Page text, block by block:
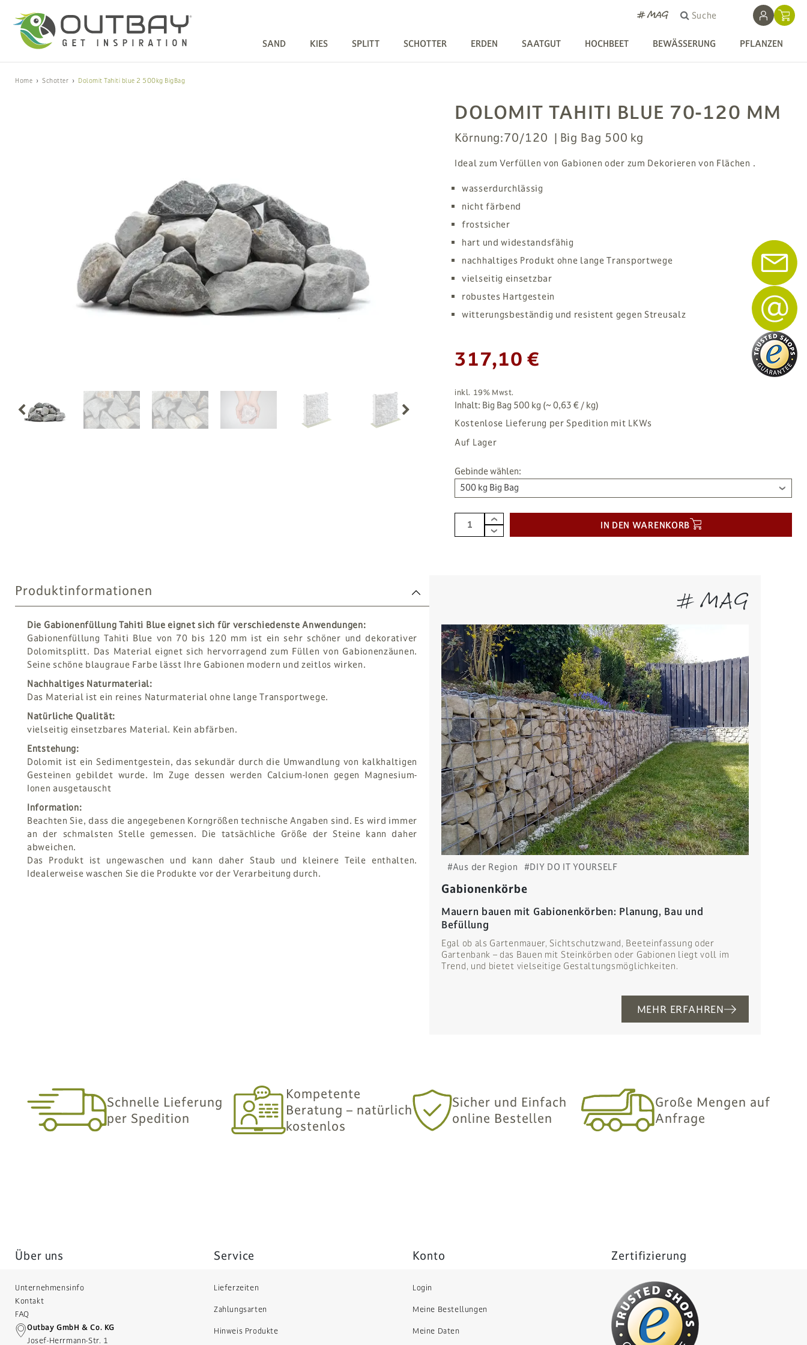
# MAG Suche
SAND KIES SPLITT SCHOTTER ERDEN SAATGUT HOCHBEET BEWÄSSERUNG PFLANZEN
Home Schotter Dolomit Tahiti blue 2 500kg BigBag
DOLOMIT TAHITI BLUE 70-120 MM
Körnung:70/120 Big Bag 500 kg
Ideal zum Verfüllen von Gabionen oder zum Dekorieren von Flächen .
wasserdurchlässig
nicht färbend
frostsicher
hart und widestandsfähig
nachhaltiges Produkt ohne lange Transportwege
vielseitig einsetzbar
robustes Hartgestein
witterungsbeständig und resistent gegen Streusalz
317,10 €
inkl. 19% Mwst.
Inhalt: Big Bag 500 kg (~ 0,63 € / kg)
Kostenlose Lieferung per Spedition mit LKWs
Auf Lager
Gebinde wählen:
500 kg Big Bag
IN DEN WARENKORB
Produktinformationen
Die Gabionenfüllung Tahiti Blue eignet sich für verschiedenste Anwendungen:
Gabionenfüllung Tahiti Blue von 70 bis 120 mm ist ein sehr schöner und dekorativer
Dolomitsplitt. Das Material eignet sich hervorragend zum Füllen von Gabionenzäunen.
Seine schöne blaugraue Farbe lässt Ihre Gabionen modern und zeitlos wirken.
Nachhaltiges Naturmaterial:
Das Material ist ein reines Naturmaterial ohne lange Transportwege.
Natürliche Qualität:
vielseitig einsetzbares Material. Kein abfärben.
Entstehung:
Dolomit ist ein Sedimentgestein, das sekundär durch die Umwandlung von kalkhaltigen
Gesteinen gebildet wurde. Im Zuge dessen werden Calcium-Ionen gegen Magnesium-
Ionen ausgetauscht
Information:
Beachten Sie, dass die angegebenen Korngrößen technische Angaben sind. Es wird immer
an der schmalsten Stelle gemessen. Die tatsächliche Größe der Steine kann daher
abweichen.
Das Produkt ist ungewaschen und kann daher Staub und kleinere Teile enthalten.
Idealerweise waschen Sie die Produkte vor der Verarbeitung durch.
# MAG
#Aus der Region #DIY DO IT YOURSELF
Gabionenkörbe
Mauern bauen mit Gabionenkörben: Planung, Bau und
Befüllung
Egal ob als Gartenmauer, Sichtschutzwand, Beeteinfassung oder
Gartenbank – das Bauen mit Steinkörben oder Gabionen liegt voll im
Trend, und bietet vielseitige Gestaltungsmöglichkeiten.
MEHR ERFAHREN
Schnelle Lieferung
per Spedition
Kompetente
Beratung – natürlich
kostenlos
Sicher und Einfach
online Bestellen
Große Mengen auf
Anfrage
Über uns Service Konto Zertifizierung
Unternehmensinfo
Kontakt
FAQ
Outbay GmbH & Co. KG
Josef-Herrmann-Str. 1
Lieferzeiten
Zahlungsarten
Hinweis Produkte
Login
Meine Bestellungen
Meine Daten